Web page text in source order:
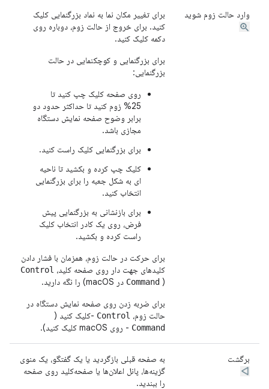
وارد حالت زوم شوید
برای تغییر مکان نما به نماد بزرگنمایی کلیک
کنید. برای خروج از حالت زوم، دوباره روی
دکمه کلیک کنید.
برای بزرگنمایی و کوچکنمایی در حالت
بزرگنمایی:
روی صفحه کلیک چپ کنید تا
25% زوم کنید تا حداکثر حدود دو
برابر وضوح صفحه نمایش دستگاه
مجازی باشد.
برای بزرگنمایی کلیک راست کنید.
کلیک چپ کرده و بکشید تا ناحیه
ای به شکل جعبه را برای بزرگنمایی
انتخاب کنید.
برای بازنشانی به بزرگنمایی پیش
فرض، روی یک کادر انتخاب کلیک
راست کرده و بکشید.
برای حرکت در حالت زوم، همزمان با فشار دادن
کلیدهای جهت دار روی صفحه کلید، Control
(
Command در macOS) را نگه دارید.
برای ضربه زدن روی صفحه نمایش دستگاه در
حالت زوم، Control -کلیک کنید (
Command - روی macOS کلیک کنید).
برگشت
به صفحه قبلی بازگردید یا یک گفتگو، یک منوی
گزینه‌ها، پانل اعلان‌ها یا صفحه‌کلید روی صفحه
را ببندید.